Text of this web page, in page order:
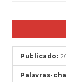
d
p
Barra
lateral
de
artigos
Publicado:
Palavras-